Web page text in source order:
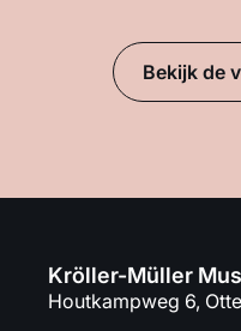
Bekijk de
Kröller-Müller
Houtkampweg 6,